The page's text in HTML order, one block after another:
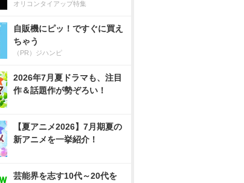
オリコンタイアップ特集
自販機にピッ！ですぐに買え
ちゃう
（PR）ジハンピ
2026年7月夏ドラマも、注目
作＆話題作が勢ぞろい！
【夏アニメ2026】7月期夏の
新アニメを一挙紹介！
芸能界を志す10代～20代を